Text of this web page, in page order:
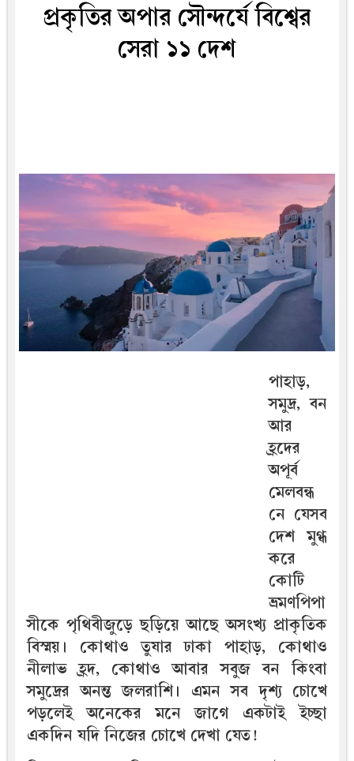
প্রকৃতির অপার সৌন্দর্যে বিশ্বের
সেরা ১১ দেশ
পাহাড়,
সমুদ্র, বন
আর
হ্রদের
অপূর্ব
মেলবন্ধ
নে যেসব
দেশ মুগ্ধ
করে
কোটি
ভ্রমণপিপা
সীকে পৃথিবীজুড়ে ছড়িয়ে আছে অসংখ্য প্রাকৃতিক
বিস্ময়। কোথাও তুষার ঢাকা পাহাড়, কোথাও
নীলাভ হ্রদ, কোথাও আবার সবুজ বন কিংবা
সমুদ্রের অনন্ত জলরাশি। এমন সব দৃশ্য চোখে
পড়লেই অনেকের মনে জাগে একটাই ইচ্ছা
একদিন যদি নিজের চোখে দেখা যেত!